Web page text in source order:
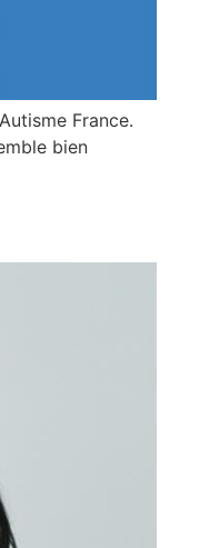
France.
bien